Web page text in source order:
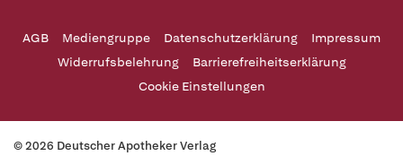
AGB Mediengruppe Datenschutzerklärung
Impressum
Widerrufsbelehrung
Barrierefreiheitserklärung
Cookie Einstellungen
© 2026 Deutscher Apotheker Verlag